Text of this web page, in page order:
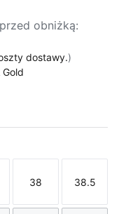
obniżką:
dostawy.)
Gold
Gold
Rozmiar
38 38.5